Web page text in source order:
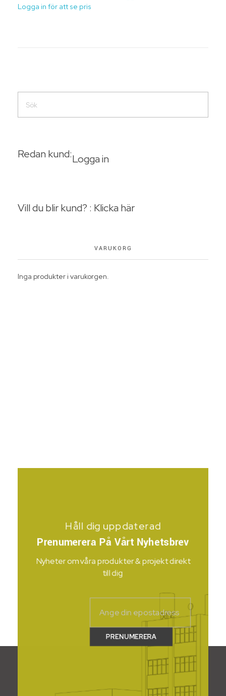
Logga in för att se pris
Redan kund:Logga in
Vill du blir kund? : Klicka här
VARUKORG
Inga produkter i varukorgen.
Håll dig uppdaterad
Prenumerera På Vårt Nyhetsbrev
Nyheter om våra produkter & projekt direkt
till dig